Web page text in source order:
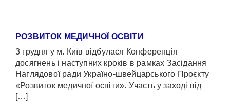
РОЗВИТОК МЕДИЧНОЇ ОСВІТИ
3 грудня у м. Київ відбулася Конференція
досягнень і наступних кроків в рамках Засідання
Наглядової ради Україно-швейцарського Проєкту
«Розвиток медичної освіти». Участь у заході від
[…]